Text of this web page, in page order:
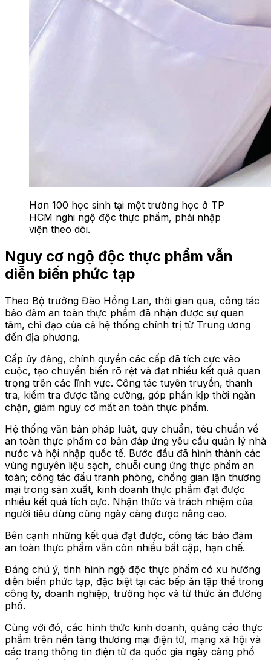
Hơn 100 học sinh tại một trường học ở TP
HCM nghi ngộ độc thực phẩm, phải nhập
viện theo dõi.
Nguy cơ ngộ độc thực phẩm vẫn
diễn biến phức tạp
Theo Bộ trưởng Đào Hồng Lan, thời gian qua, công tác
bảo đảm an toàn thực phẩm đã nhận được sự quan
tâm, chỉ đạo của cả hệ thống chính trị từ Trung ương
đến địa phương.
Cấp ủy đảng, chính quyền các cấp đã tích cực vào
cuộc, tạo chuyển biến rõ rệt và đạt nhiều kết quả quan
trọng trên các lĩnh vực. Công tác tuyên truyền, thanh
tra, kiểm tra được tăng cường, góp phần kịp thời ngăn
chặn, giảm nguy cơ mất an toàn thực phẩm.
Hệ thống văn bản pháp luật, quy chuẩn, tiêu chuẩn về
an toàn thực phẩm cơ bản đáp ứng yêu cầu quản lý nhà
nước và hội nhập quốc tế. Bước đầu đã hình thành các
vùng nguyên liệu sạch, chuỗi cung ứng thực phẩm an
toàn; công tác đấu tranh phòng, chống gian lận thương
mại trong sản xuất, kinh doanh thực phẩm đạt được
nhiều kết quả tích cực. Nhận thức và trách nhiệm của
người tiêu dùng cũng ngày càng được nâng cao.
Bên cạnh những kết quả đạt được, công tác bảo đảm
an toàn thực phẩm vẫn còn nhiều bất cập, hạn chế.
Đáng chú ý, tình hình ngộ độc thực phẩm có xu hướng
diễn biến phức tạp, đặc biệt tại các bếp ăn tập thể trong
công ty, doanh nghiệp, trường học và từ thức ăn đường
phố.
Cùng với đó, các hình thức kinh doanh, quảng cáo thực
phẩm trên nền tảng thương mại điện tử, mạng xã hội và
các trang thông tin điện tử đa quốc gia ngày càng phổ